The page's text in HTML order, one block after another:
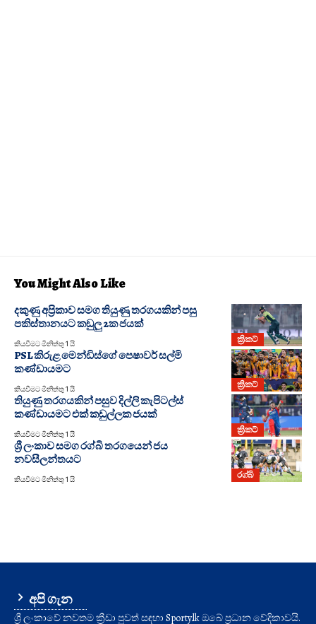
You Might Also Like
ක්‍රිකට්
දකුණු අප්‍රිකාව සමග තියුණු තරගයකින් පසු
පකිස්තානයට කඩුලු 2ක ජයක්
කියවීමට මිනිත්තු 1 යි
ක්‍රිකට්
PSL කිරුළ මෙන්ඩිස්ගේ පෙෂාවර් සල්මි
කණ්ඩායමට
කියවීමට මිනිත්තු 1 යි
ක්‍රිකට්
තියුණු තරගයකින් පසුව දිල්ලි කැපිටල්ස්
කණ්ඩායමට එක් කඩුල්ලක ජයක්
කියවීමට මිනිත්තු 1 යි
රග්බි
ශ්‍රී ලංකාව සමග රග්බි තරගයෙන් ජය
නවසීලන්තයට
කියවීමට මිනිත්තු 1 යි
අපි ගැන
ශ්‍රී ලංකාවේ නවතම ක්‍රීඩා පුවත් සඳහා Sporty.lk ඔබේ ප්‍රධාන වේදිකාවයි.